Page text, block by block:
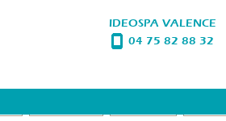
IDEOSPA VALENCE
04 75 82 88 32